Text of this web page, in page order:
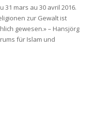
31 mars au 30 avril 2016.
zur Gewalt ist
gewesen.» – Hansjörg
für Islam und